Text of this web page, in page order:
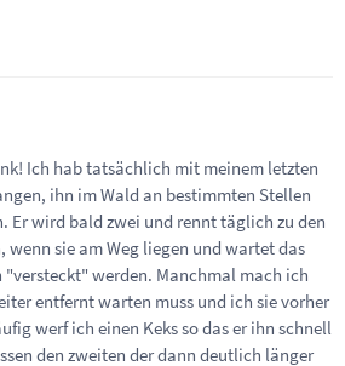
Ich hab tatsächlich mit meinem letzten
ihn im Wald an bestimmten Stellen
Er wird bald zwei und rennt täglich zu den
wenn sie am Weg liegen und wartet das
"versteckt" werden. Manchmal mach ich
entfernt warten muss und ich sie vorher
werf ich einen Keks so das er ihn schnell
den zweiten der dann deutlich länger